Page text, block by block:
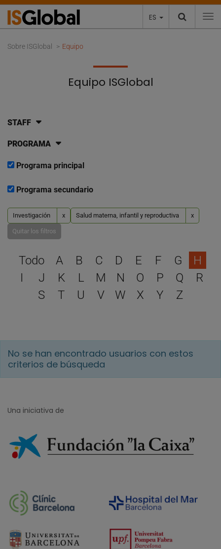
ES
Sobre ISGlobal Equipo
Equipo ISGlobal
STAFF
PROGRAMA
Programa principal
Programa secundario
Investigación x Salud materna, infantil y reproductiva x
Quitar los filtros
Selecciona una letra
Todo A B C D E F G
H
I
J K L M N O P Q
R
S
T U V W X Y Z
No se han encontrado usuarios con estos
criterios de búsqueda
Una iniciativa de